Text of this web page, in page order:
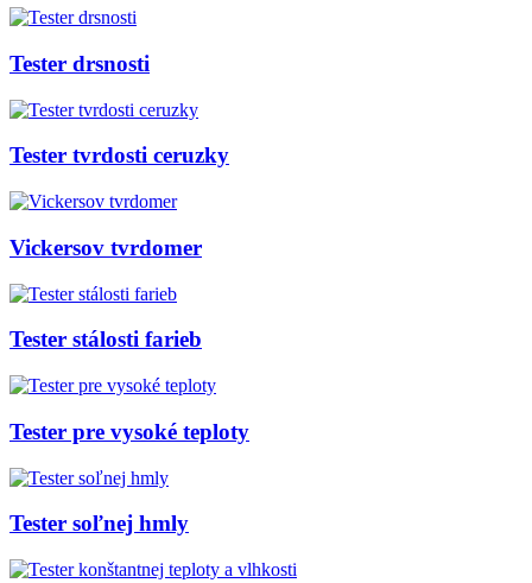
Tester drsnosti
Tester tvrdosti ceruzky
Vickersov tvrdomer
Tester stálosti farieb
Tester pre vysoké teploty
Tester soľnej hmly